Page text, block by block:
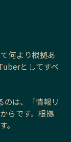
何より根拠あ
としてすべ
のは、「情報リ
らです。根拠
。